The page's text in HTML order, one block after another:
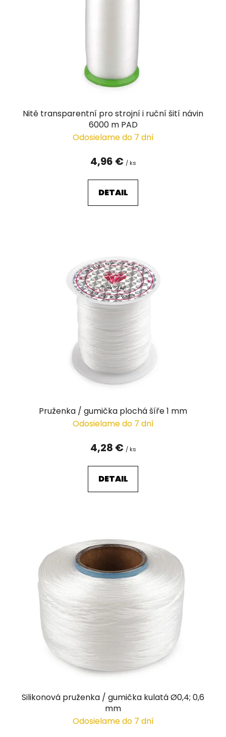
Nitě transparentní pro strojní i ruční šití návin
6000 m PAD
Odosielame do 7 dní
4,96 € / ks
DETAIL
Pruženka / gumička plochá šíře 1 mm
Odosielame do 7 dní
4,28 € / ks
DETAIL
Silikonová pruženka / gumička kulatá Ø0,4; 0,6
mm
Odosielame do 7 dní